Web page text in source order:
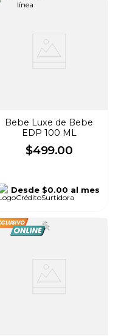
Bebe Luxe de Bebe
EDP 100 ML
$499.00
Desde $0.00 al mes